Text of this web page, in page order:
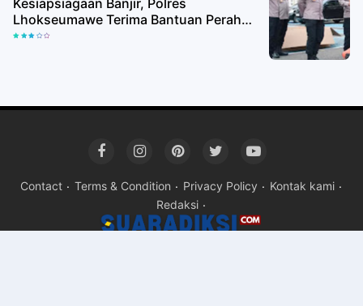
Kesiapsiagaan Banjir, Polres
Lhokseumawe Terima Bantuan Perahu
Karet
Contact Terms & Condition Privacy Policy
Kontak kami
Redaksi